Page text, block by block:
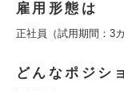
雇用形態は
正社員（試用期間：3
どんなポジシ